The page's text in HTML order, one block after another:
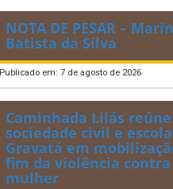
NOTA DE PESAR –
Batista da Silva
Publicado em: 7 de agosto de 2026
Caminhada Lilás reúne
sociedade civil e
Gravatá em
fim da violência contra
mulher